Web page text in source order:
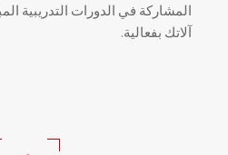
المشاركة في الدورات التدريبية
آلاتك بفعالية.